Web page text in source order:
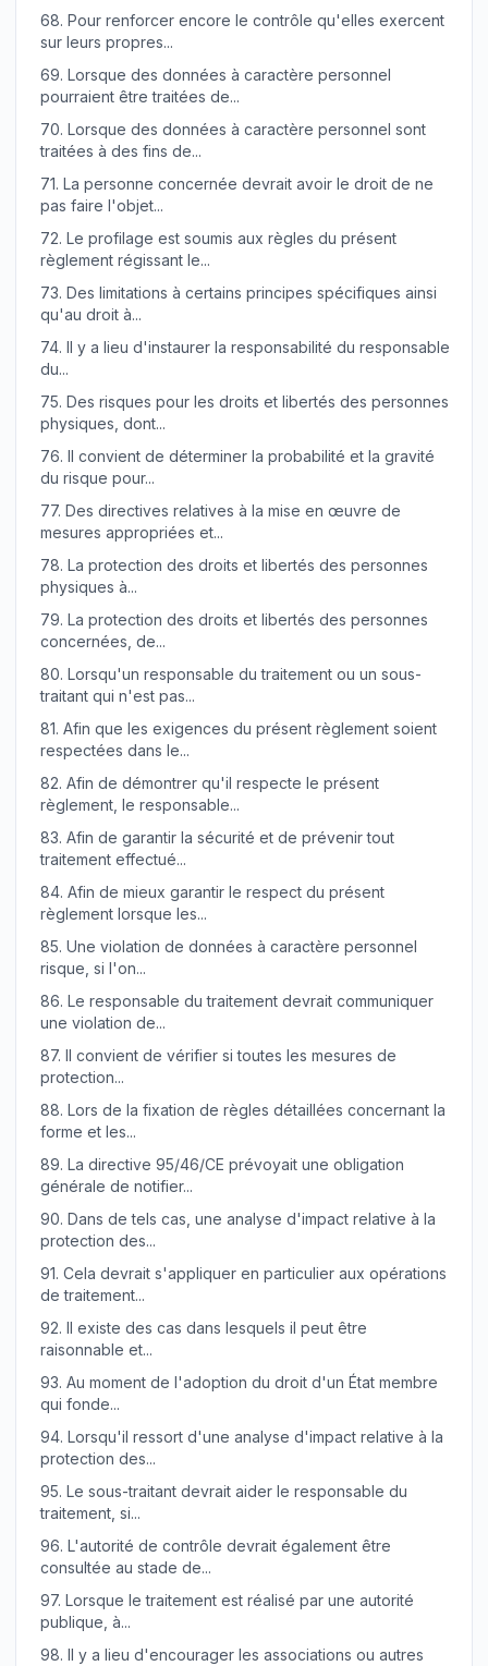
68. Pour renforcer encore le contrôle qu'elles exercent
sur leurs propres...
69. Lorsque des données à caractère personnel
pourraient être traitées de...
70. Lorsque des données à caractère personnel sont
traitées à des fins de...
71. La personne concernée devrait avoir le droit de ne
pas faire l'objet...
72. Le profilage est soumis aux règles du présent
règlement régissant le...
73. Des limitations à certains principes spécifiques ainsi
qu'au droit à...
74. Il y a lieu d'instaurer la responsabilité du responsable
du...
75. Des risques pour les droits et libertés des personnes
physiques, dont...
76. Il convient de déterminer la probabilité et la gravité
du risque pour...
77. Des directives relatives à la mise en œuvre de
mesures appropriées et...
78. La protection des droits et libertés des personnes
physiques à...
79. La protection des droits et libertés des personnes
concernées, de...
80. Lorsqu'un responsable du traitement ou un sous-
traitant qui n'est pas...
81. Afin que les exigences du présent règlement soient
respectées dans le...
82. Afin de démontrer qu'il respecte le présent
règlement, le responsable...
83. Afin de garantir la sécurité et de prévenir tout
traitement effectué...
84. Afin de mieux garantir le respect du présent
règlement lorsque les...
85. Une violation de données à caractère personnel
risque, si l'on...
86. Le responsable du traitement devrait communiquer
une violation de...
87. Il convient de vérifier si toutes les mesures de
protection...
88. Lors de la fixation de règles détaillées concernant la
forme et les...
89. La directive 95/46/CE prévoyait une obligation
générale de notifier...
90. Dans de tels cas, une analyse d'impact relative à la
protection des...
91. Cela devrait s'appliquer en particulier aux opérations
de traitement...
92. Il existe des cas dans lesquels il peut être
raisonnable et...
93. Au moment de l'adoption du droit d'un État membre
qui fonde...
94. Lorsqu'il ressort d'une analyse d'impact relative à la
protection des...
95. Le sous-traitant devrait aider le responsable du
traitement, si...
96. L'autorité de contrôle devrait également être
consultée au stade de...
97. Lorsque le traitement est réalisé par une autorité
publique, à...
98. Il y a lieu d'encourager les associations ou autres